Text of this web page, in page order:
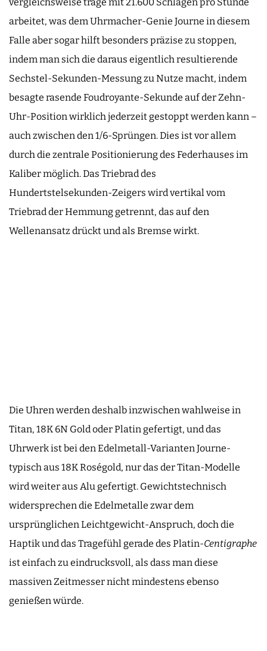
arbeitet, was dem Uhrmacher-Genie Journe in diesem
Falle aber sogar hilft besonders präzise zu stoppen,
indem man sich die daraus eigentlich resultierende
Sechstel-Sekunden-Messung zu Nutze macht, indem
besagte rasende Foudroyante-Sekunde auf der Zehn-
Uhr-Position wirklich jederzeit gestoppt werden kann –
auch zwischen den 1/6-Sprüngen. Dies ist vor allem
durch die zentrale Positionierung des Federhauses im
Kaliber möglich. Das Triebrad des
Hundertstelsekunden-Zeigers wird vertikal vom
Triebrad der Hemmung getrennt, das auf den
Wellenansatz drückt und als Bremse wirkt.
Die Uhren werden deshalb inzwischen wahlweise in
Titan, 18K 6N Gold oder Platin gefertigt, und das
Uhrwerk ist bei den Edelmetall-Varianten Journe-
typisch aus 18K Roségold, nur das der Titan-Modelle
wird weiter aus Alu gefertigt. Gewichtstechnisch
widersprechen die Edelmetalle zwar dem
ursprünglichen Leichtgewicht-Anspruch, doch die
Haptik und das Tragefühl gerade des Platin-Centigraphe
ist einfach zu eindrucksvoll, als dass man diese
massiven Zeitmesser nicht mindestens ebenso
genießen würde.